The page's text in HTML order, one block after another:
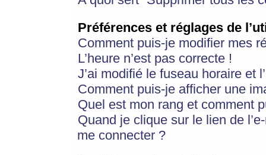
Préférences et réglages de
Comment puis-je modifier mes
L’heure n’est pas correcte !
J’ai modifié le fuseau horaire et
Comment puis-je afficher une
Quel est mon rang et comment
Quand je clique sur le lien de
me connecter ?